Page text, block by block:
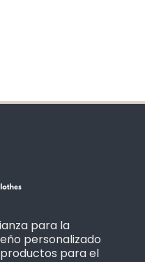
para la
personalizado
para el